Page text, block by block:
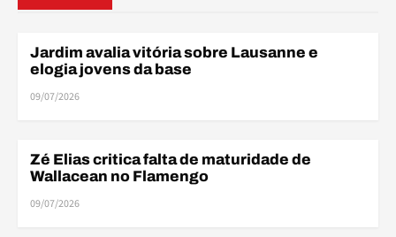
BASE
Jardim avalia vitória sobre Lausanne e
elogia jovens da base
09/07/2026
BASE
Zé Elias critica falta de maturidade de
Wallacean no Flamengo
09/07/2026